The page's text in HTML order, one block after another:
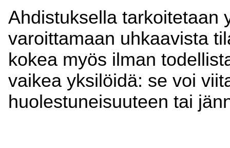
Ahdistuksella tarkoitetaan
varoittamaan uhkaavista
kokea myös ilman
vaikea yksilöidä: se voi
huolestuneisuuteen tai